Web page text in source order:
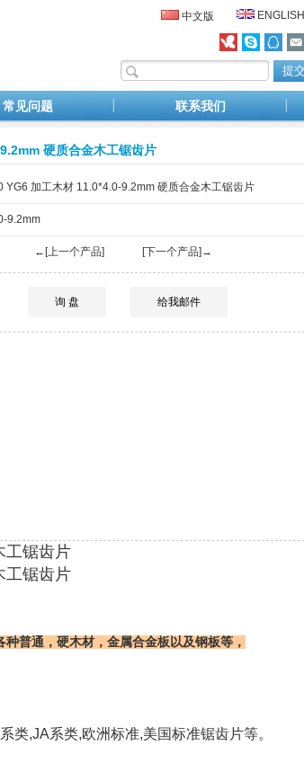
中文版 ENGLISH
常见问题 联系我们
硬质合金木工锯齿片
YG6 加工木材 11.0*4.0-9.2mm 硬质合金木工锯齿片
9.2mm
←[上一个产品] [下一个产品]→
询 盘 给我邮件
工锯齿片
工锯齿片
种普通，硬木材，金属合金板以及钢板等，
类,JA系类,欧洲标准,美国标准锯齿片等。